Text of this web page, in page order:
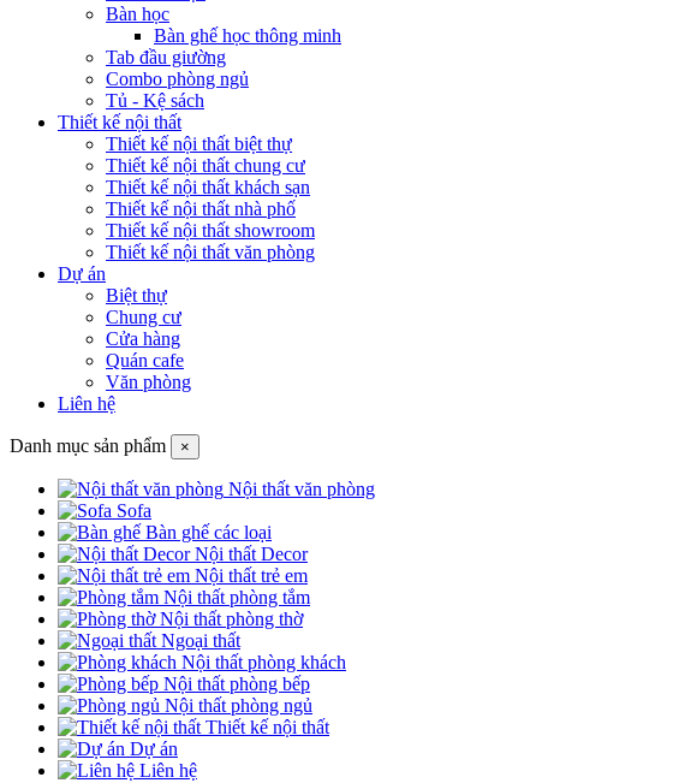
Bàn học
Bàn ghế học thông minh
Tab đầu giường
Combo phòng ngủ
Tủ - Kệ sách
Thiết kế nội thất
Thiết kế nội thất biệt thự
Thiết kế nội thất chung cư
Thiết kế nội thất khách sạn
Thiết kế nội thất nhà phố
Thiết kế nội thất showroom
Thiết kế nội thất văn phòng
Dự án
Biệt thự
Chung cư
Cửa hàng
Quán cafe
Văn phòng
Liên hệ
Danh mục sản phẩm ×
Nội thất văn phòng
Sofa
Bàn ghế các loại
Nội thất Decor
Nội thất trẻ em
Nội thất phòng tắm
Nội thất phòng thờ
Ngoại thất
Nội thất phòng khách
Nội thất phòng bếp
Nội thất phòng ngủ
Thiết kế nội thất
Dự án
Liên hệ